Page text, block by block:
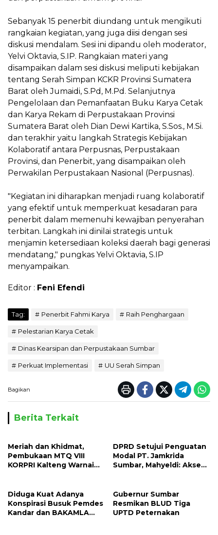
Sebanyak 15 penerbit diundang untuk mengikuti
rangkaian kegiatan, yang juga diisi dengan sesi
diskusi mendalam. Sesi ini dipandu oleh moderator,
Yelvi Oktavia, S.IP. Rangkaian materi yang
disampaikan dalam sesi diskusi meliputi kebijakan
tentang Serah Simpan KCKR Provinsi Sumatera
Barat oleh Jumaidi, S.Pd, M.Pd. Selanjutnya
Pengelolaan dan Pemanfaatan Buku Karya Cetak
dan Karya Rekam di Perpustakaan Provinsi
Sumatera Barat oleh Dian Dewi Kartika, S.Sos., M.Si.
dan terakhir yaitu langkah Strategis Kebijakan
Kolaboratif antara Perpusnas, Perpustakaan
Provinsi, dan Penerbit, yang disampaikan oleh
Perwakilan Perpustakaan Nasional (Perpusnas).
"Kegiatan ini diharapkan menjadi ruang kolaboratif
yang efektif untuk memperkuat kesadaran para
penerbit dalam memenuhi kewajiban penyerahan
terbitan. Langkah ini dinilai strategis untuk
menjamin ketersediaan koleksi daerah bagi generasi
mendatang," pungkas Yelvi Oktavia, S.IP
menyampaikan.
Editor : Feni Efendi
Tag: Penerbit Fahmi Karya Raih Penghargaan
Pelestarian Karya Cetak
Dinas Kearsipan dan Perpustakaan Sumbar
Perkuat Implementasi UU Serah Simpan
Bagikan
Berita Terkait
Meriah dan Khidmat,
Pembukaan MTQ VIII
KORPRI Kalteng Warnai
DPRD Setujui Penguatan
Modal PT. Jamkrida
Sumbar, Mahyeldi: Akses
Diduga Kuat Adanya
Konspirasi Busuk Pemdes
Kandar dan BAKAMLA
Gubernur Sumbar
Resmikan BLUD Tiga
UPTD Peternakan